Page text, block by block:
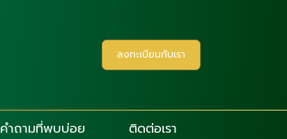
ลงทะเบียนกับเรา
คำถามที่พบบ่อย ติดต่อเรา